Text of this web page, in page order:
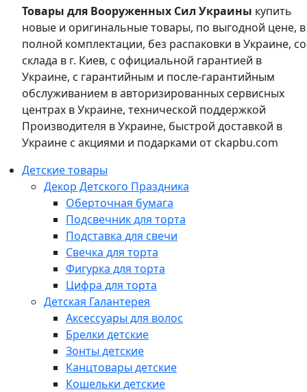
Товары для Вооруженных Сил Украины купить
новые и оригинальные товары, по выгодной цене, в
полной комплектации, без распаковки в Украине, со
склада в г. Киев, с официальной гарантией в
Украине, с гарантийным и после-гарантийным
обслуживанием в авторизированных сервисных
центрах в Украине, технической поддержкой
Производителя в Украине, быстрой доставкой в
Украине с акциями и подарками от ckapbu.com
Детские товары
Декор Детского Праздника
Оберточная бумага
Подсвечник для торта
Подставка для свечи
Свечка для торта
Фигурка для торта
Цифра для торта
Детская Галантерея
Аксессуары для волос
Брелки детские
Зонты детские
Канцтовары детские
Кошельки детские